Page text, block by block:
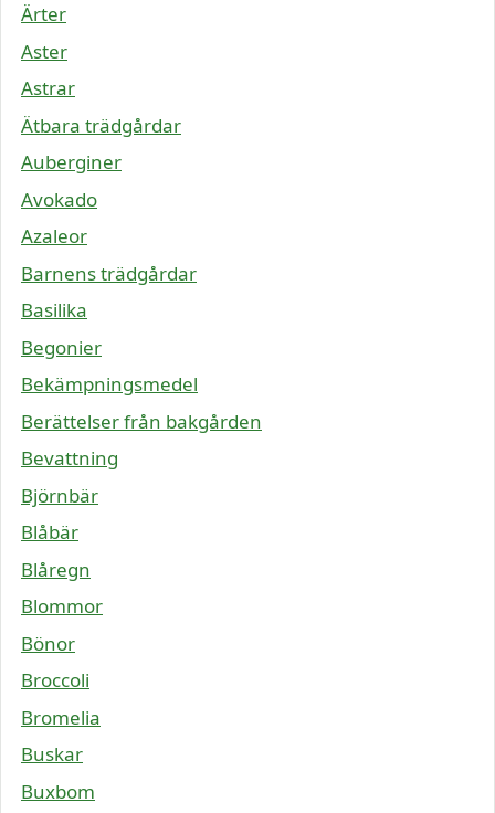
Ärter
Aster
Astrar
Ätbara trädgårdar
Auberginer
Avokado
Azaleor
Barnens trädgårdar
Basilika
Begonier
Bekämpningsmedel
Berättelser från bakgården
Bevattning
Björnbär
Blåbär
Blåregn
Blommor
Bönor
Broccoli
Bromelia
Buskar
Buxbom